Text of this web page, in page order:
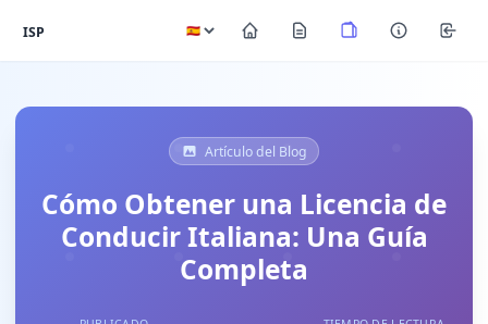
ISP
Artículo del Blog
Cómo Obtener una Licencia de
Conducir Italiana: Una Guía
Completa